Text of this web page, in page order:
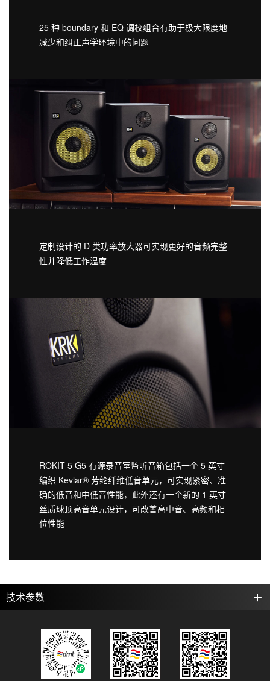
25 种 boundary 和 EQ 调校组合有助于极大限度地
减少和纠正声学环境中的问题
定制设计的 D 类功率放大器可实现更好的音频完整
性并降低工作温度
ROKIT 5 G5 有源录音室监听音箱包括一个 5 英寸
编织 Kevlar® 芳纶纤维低音单元，可实现紧密、准
确的低音和中低音性能，此外还有一个新的 1 英寸
丝质球顶高音单元设计，可改善高中音、高频和相
位性能
技术参数